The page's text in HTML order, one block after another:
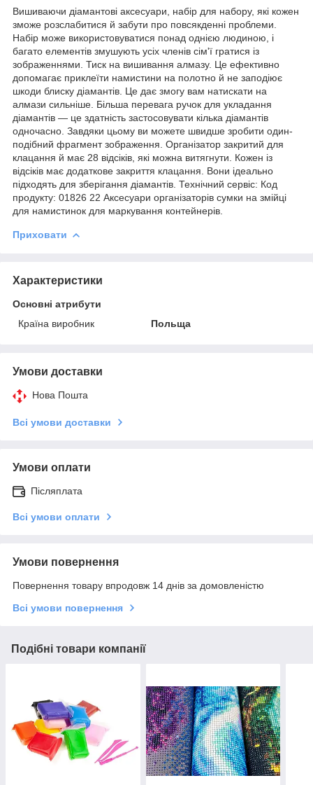
Вишиваючи діамантові аксесуари, набір для набору, які кожен
зможе розслабитися й забути про повсякденні проблеми.
Набір може використовуватися понад однією людиною, і
багато елементів змушують усіх членів сім'ї гратися із
зображеннями. Тиск на вишивання алмазу. Це ефективно
допомагає приклеїти намистини на полотно й не заподіює
шкоди блиску діамантів. Це дає змогу вам натискати на
алмази сильніше. Більша перевага ручок для укладання
діамантів — це здатність застосовувати кілька діамантів
одночасно. Завдяки цьому ви можете швидше зробити один-
подібний фрагмент зображення. Організатор закритий для
клацання й має 28 відсіків, які можна витягнути. Кожен із
відсіків має додаткове закриття клацання. Вони ідеально
підходять для зберігання діамантів. Технічний сервіс: Код
продукту: 01826 22 Аксесуари організаторів сумки на змійці
для намистинок для маркування контейнерів.
Приховати
Характеристики
Основні атрибути
Країна виробник
Польща
Умови доставки
Нова Пошта
Всі умови доставки
Умови оплати
Післяплата
Всі умови оплати
Умови повернення
Повернення товару впродовж 14 днів за домовленістю
Всі умови повернення
Подібні товари компанії